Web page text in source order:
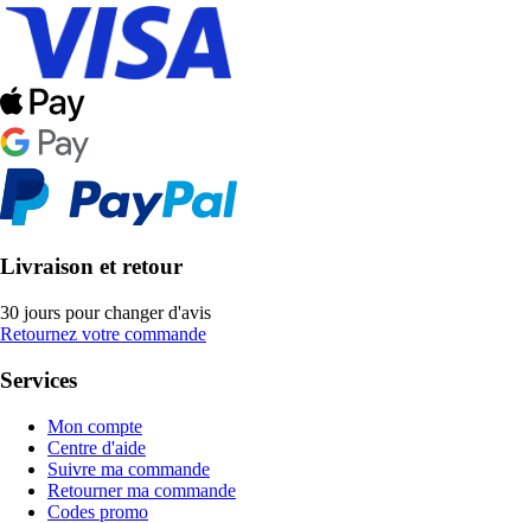
Livraison et retour
30 jours pour changer d'avis
Retournez votre commande
Services
Mon compte
Centre d'aide
Suivre ma commande
Retourner ma commande
Codes promo